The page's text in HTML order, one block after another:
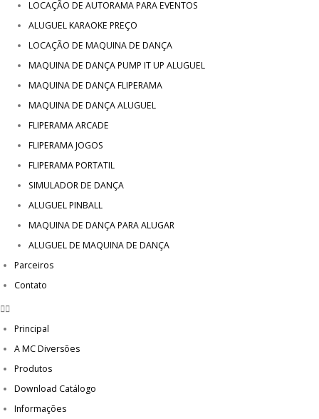
LOCAÇÃO DE AUTORAMA PARA EVENTOS
ALUGUEL KARAOKE PREÇO
LOCAÇÃO DE MAQUINA DE DANÇA
MAQUINA DE DANÇA PUMP IT UP ALUGUEL
MAQUINA DE DANÇA FLIPERAMA
MAQUINA DE DANÇA ALUGUEL
FLIPERAMA ARCADE
FLIPERAMA JOGOS
FLIPERAMA PORTATIL
SIMULADOR DE DANÇA
ALUGUEL PINBALL
MAQUINA DE DANÇA PARA ALUGAR
ALUGUEL DE MAQUINA DE DANÇA
Parceiros
Contato
Principal
A MC Diversões
Produtos
Download Catálogo
Informações